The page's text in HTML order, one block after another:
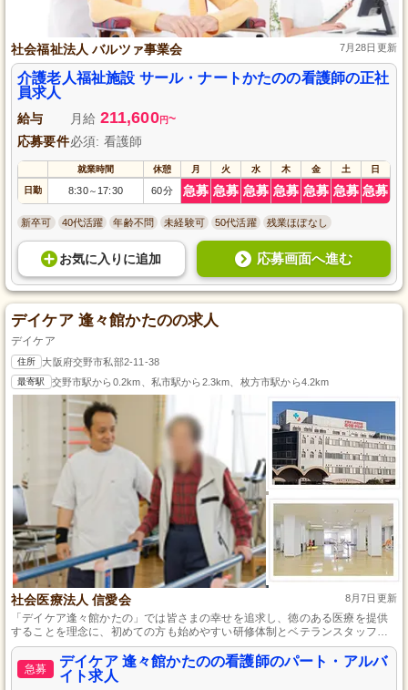
社会福祉法人 バルツァ事業会 7月28日更新
介護老人福祉施設 サール・ナートかたのの看護師の正社
員求人
給与 月給 211,600円~
応募要件必須: 看護師
就業時間 休憩 月 火 水 木 金 土 日
日勤 8:30～ 17:30 60分 急募 急募 急募 急募 急募 急募 急募
新卒可 40代活躍 年齢不問 未経験可 50代活躍 残業ほぼなし
お気に入り に追加 応募画面へ進む
デイケア 逢々館かたのの求人
デイケア
住所 大阪府交野市私部2-11-38
最寄駅 交野市駅から0.2km、私市駅から2.3km、枚方市駅から4.2km
社会医療法人 信愛会 8月7日更新
「デイケア逢々館かたの」では皆さまの幸せを追求し、徳のある医療を提供
することを理念に、初めての方も始めやすい研修体制とベテランスタッフが
揃っている環境で、交野市駅前の便利な立地で看護業務全般をお任せいたし
ます。
急募
デイケア 逢々館かたのの看護師のパート・アルバ
イト求人